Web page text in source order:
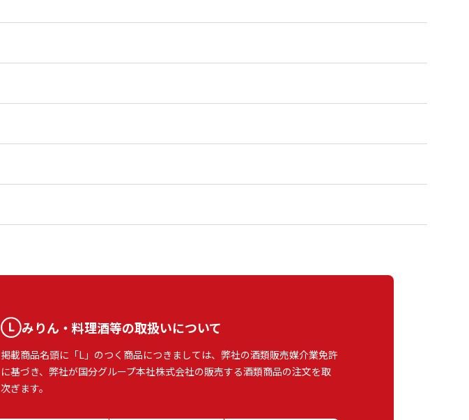
みりん・料理酒等の取扱いについて
掲載商品名頭に「L」のつく商品につきましては、弊社の酒類販売媒介業免許
に基づき、弊社が国分グループ本社株式会社の販売する酒類商品の注文を取
次ぎます。